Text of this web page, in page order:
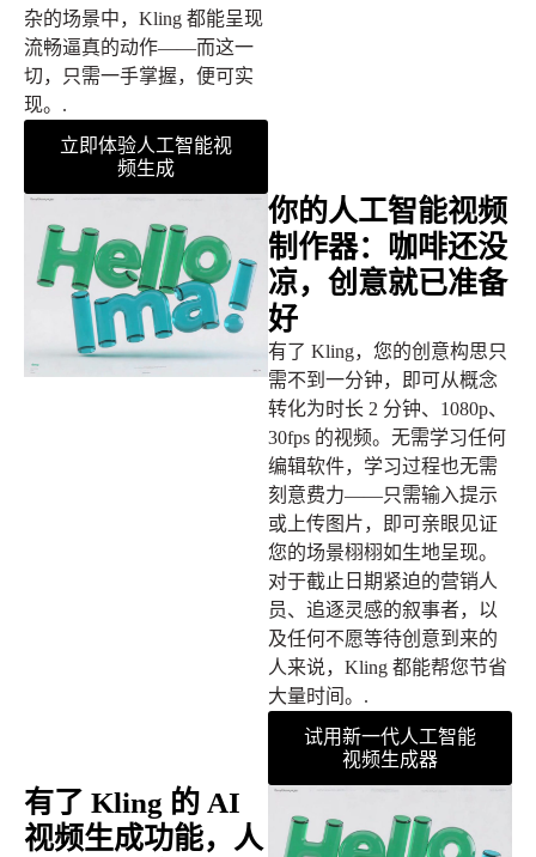
杂的场景中，Kling 都能呈现
流畅逼真的动作——而这一
切，只需一手掌握，便可实
现。.
立即体验人工智能视
频生成
你的人工智能视频
制作器：咖啡还没
凉，创意就已准备
好
有了 Kling，您的创意构思只
需不到一分钟，即可从概念
转化为时长 2 分钟、1080p、
30fps 的视频。无需学习任何
编辑软件，学习过程也无需
刻意费力——只需输入提示
或上传图片，即可亲眼见证
您的场景栩栩如生地呈现。
对于截止日期紧迫的营销人
员、追逐灵感的叙事者，以
及任何不愿等待创意到来的
人来说，Kling 都能帮您节省
大量时间。.
试用新一代人工智能
视频生成器
有了 Kling 的 AI
视频生成功能，人